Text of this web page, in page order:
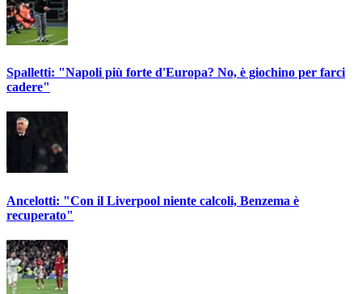
Spalletti: "Napoli più forte d'Europa? No, è giochino per farci
cadere"
Ancelotti: "Con il Liverpool niente calcoli, Benzema è
recuperato"